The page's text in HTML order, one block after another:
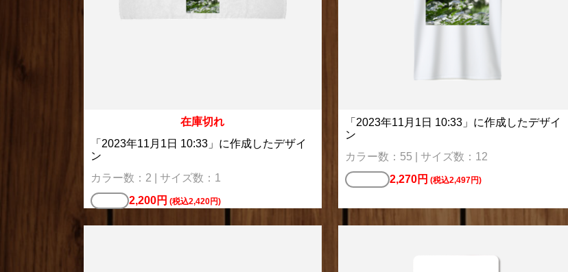
在庫切れ
「2023年11月1日 10:33」に作成したデザイ
ン
カラー数：2 | サイズ数：1
2,200円 (税込2,420円)
「2023年11月1日 10:33」に作成したデザイ
ン
カラー数：55 | サイズ数：12
2,270円 (税込2,497円)